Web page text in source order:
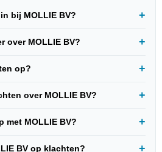
bij MOLLIE BV?
over MOLLIE BV?
op?
over MOLLIE BV?
met MOLLIE BV?
BV op klachten?